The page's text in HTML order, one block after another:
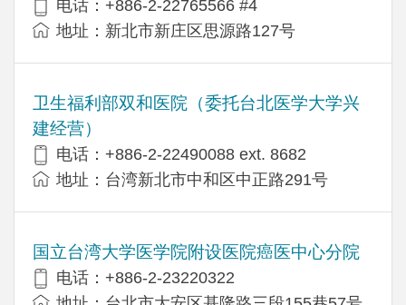
电话：+886-2-22765566 #4
地址：新北市新庄区思源路127号
卫生福利部双和医院（委托台北医学大学兴
建经营）
电话：+​886-2-22490088 ext. 8682
地址：台湾新北市中和区中正路291号
国立台湾大学医学院附设医院癌医中心分院
电话：+886-2-23220322